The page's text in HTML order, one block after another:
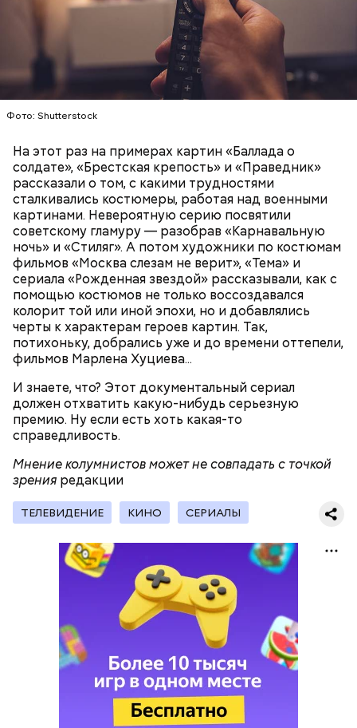
Фото: Shutterstock
На этот раз на примерах картин «Баллада о
солдате», «Брестская крепость» и «Праведник»
рассказали о том, с какими трудностями
сталкивались костюмеры, работая над военными
картинами. Невероятную серию посвятили
советскому гламуру — разобрав «Карнавальную
ночь» и «Стиляг». А потом художники по костюмам
фильмов «Москва слезам не верит», «Тема» и
сериала «Рожденная звездой» рассказывали, как с
помощью костюмов не только воссоздавался
колорит той или иной эпохи, но и добавлялись
черты к характерам героев картин. Так,
потихоньку, добрались уже и до времени оттепели,
фильмов Марлена Хуциева...
И знаете, что? Этот документальный сериал
должен отхватить какую-нибудь серьезную
премию. Ну если есть хоть какая-то
справедливость.
Мнение колумнистов может не совпадать с точкой
зрения редакции
ТЕЛЕВИДЕНИЕ КИНО СЕРИАЛЫ
День воздушных поцелуев отмечается с 1983 года.
В некоторых молодежных заведениях европейских
стран в этот праздник устраиваются
отпраздновать эту дату можно, отправив
воздушный поцелуй близкому человеку через
социальные сети и мессенджеры.
Праздник любви
День «Счастье случается» был инициирован
Тайным обществом счастливых людей, чтобы
напомнить людям, что счастье на самом деле
кроется в мелочах. Отпраздновать этот день
можно, поделившись с другими людьми
счастливыми моментами из своей жизни.